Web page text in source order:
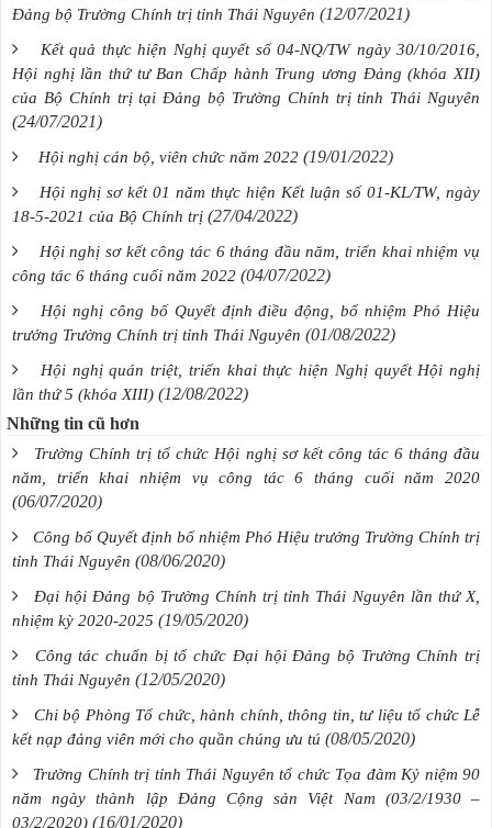
Đảng bộ Trường Chính trị tỉnh Thái Nguyên (12/07/2021)
Kết quả thực hiện Nghị quyết số 04-NQ/TW ngày 30/10/2016,
Hội nghị lần thứ tư Ban Chấp hành Trung ương Đảng (khóa XII)
của Bộ Chính trị tại Đảng bộ Trường Chính trị tỉnh Thái Nguyên
(24/07/2021)
Hội nghị cán bộ, viên chức năm 2022 (19/01/2022)
Hội nghị sơ kết 01 năm thực hiện Kết luận số 01-KL/TW, ngày
18-5-2021 của Bộ Chính trị (27/04/2022)
Hội nghị sơ kết công tác 6 tháng đầu năm, triển khai nhiệm vụ
công tác 6 tháng cuối năm 2022 (04/07/2022)
Hội nghị công bố Quyết định điều động, bổ nhiệm Phó Hiệu
trưởng Trường Chính trị tỉnh Thái Nguyên (01/08/2022)
Hội nghị quán triệt, triển khai thực hiện Nghị quyết Hội nghị
lần thứ 5 (khóa XIII) (12/08/2022)
Những tin cũ hơn
Trường Chính trị tổ chức Hội nghị sơ kết công tác 6 tháng đầu
năm, triển khai nhiệm vụ công tác 6 tháng cuối năm 2020
(06/07/2020)
Công bố Quyết định bổ nhiệm Phó Hiệu trưởng Trường Chính trị
tỉnh Thái Nguyên (08/06/2020)
Đại hội Đảng bộ Trường Chính trị tỉnh Thái Nguyên lần thứ X,
nhiệm kỳ 2020-2025 (19/05/2020)
Công tác chuẩn bị tổ chức Đại hội Đảng bộ Trường Chính trị
tỉnh Thái Nguyên (12/05/2020)
Chi bộ Phòng Tổ chức, hành chính, thông tin, tư liệu tổ chức Lễ
kết nạp đảng viên mới cho quần chúng ưu tú (08/05/2020)
Trường Chính trị tỉnh Thái Nguyên tổ chức Tọa đàm Kỷ niệm 90
năm ngày thành lập Đảng Cộng sản Việt Nam (03/2/1930 –
03/2/2020) (16/01/2020)